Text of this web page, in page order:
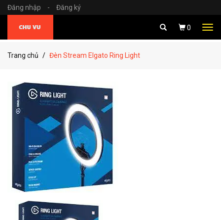
Đăng nhập - Đăng ký
0
Trang chủ Đèn Stream Elgato Ring Light